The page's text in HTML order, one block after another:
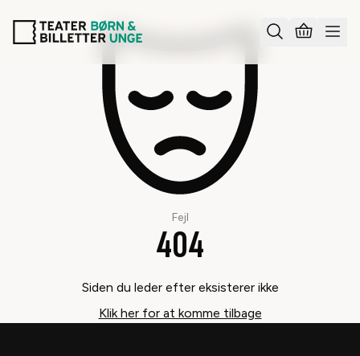
Fejl
404
Siden du leder efter eksisterer ikke
Klik her for at komme tilbage